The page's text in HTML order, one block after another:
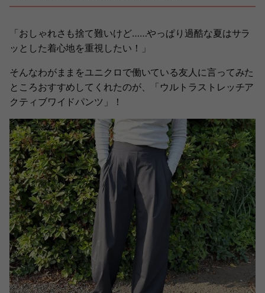
「おしゃれさも捨て難いけど……やっぱり過酷な夏はサラ
ッとした着心地を重視したい！」
そんなわがままをユニクロで働いている友人に言ってみた
ところおすすめしてくれたのが、「ウルトラストレッチア
クティブワイドパンツ」！